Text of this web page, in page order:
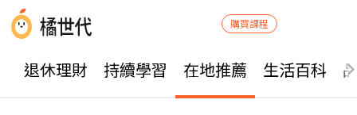
購買課程
退休理財 持續學習 在地推薦 生活百科